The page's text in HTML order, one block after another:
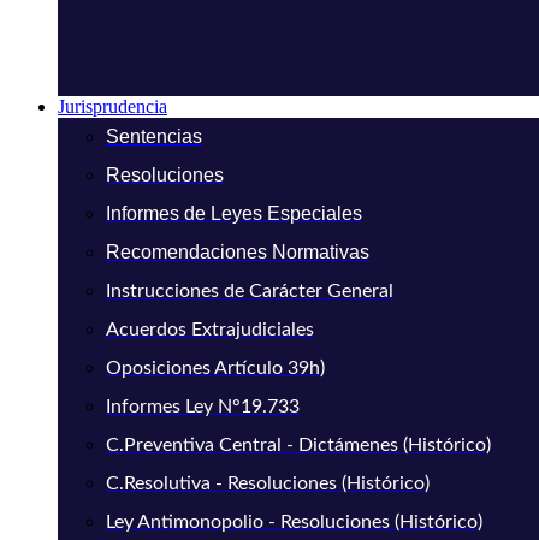
Jurisprudencia
Sentencias
Resoluciones
Informes de Leyes Especiales
Recomendaciones Normativas
Instrucciones de Carácter General
Acuerdos Extrajudiciales
Oposiciones Artículo 39h)
Informes Ley N°19.733
C.Preventiva Central - Dictámenes (Histórico)
C.Resolutiva - Resoluciones (Histórico)
Ley Antimonopolio - Resoluciones (Histórico)